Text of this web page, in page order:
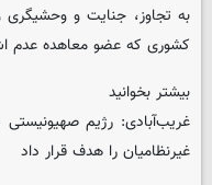
به تجاوز، جنایت و وحشیگری
کشوری که عضو معاهده عدم
بیشتر بخوانید
غریب‌آبادی: رژیم صهیونیستی
غیرنظامیان را هدف قرار داد